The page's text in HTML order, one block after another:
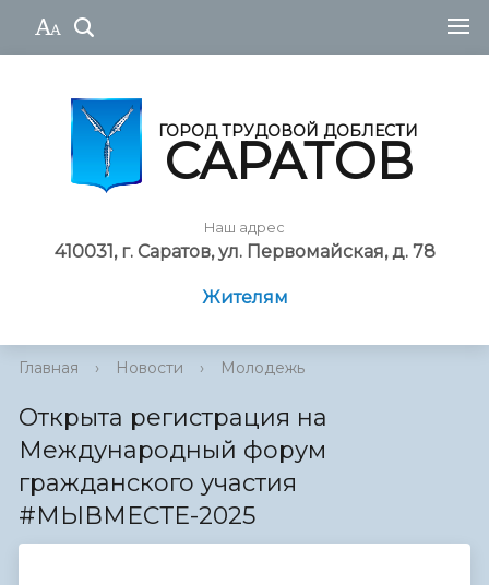
ГОРОД ТРУДОВОЙ ДОБЛЕСТИ
САРАТОВ
Наш адрес
410031, г. Саратов, ул. Первомайская, д. 78
Жителям
Главная › Новости › Молодежь
Открыта регистрация на
Международный форум
гражданского участия
#МЫВМЕСТЕ-2025